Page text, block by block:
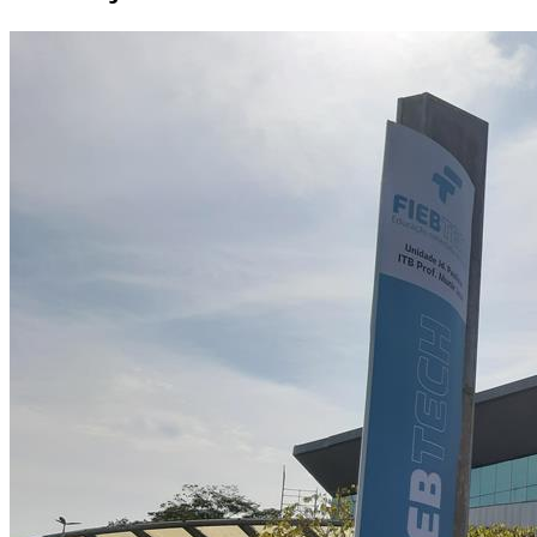
Divulgar Vagas
Publicidade Legal
Alphaville
Bairro
Chácaras Marco
Cidades da
Engenho NovoFazenda
Jardim Audir Jardim Belval
Jardim
Jardim dos AltosJardim dos Camargos
Jardim
Esperança
Jardim GrazielaJardim IracemaJardim Itaquiti Jardim